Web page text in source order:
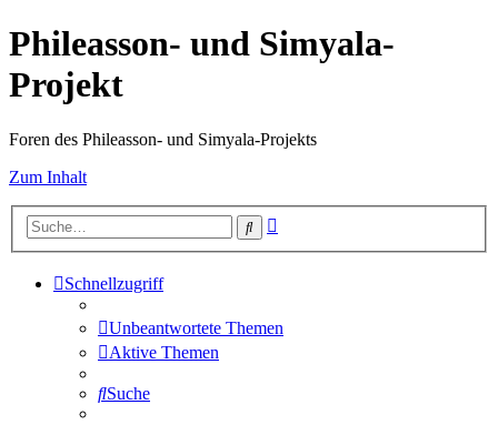
Phileasson- und Simyala-
Projekt
Foren des Phileasson- und Simyala-Projekts
Zum Inhalt
Suche
Schnellzugriff
Unbeantwortete Themen
Aktive Themen
Suche